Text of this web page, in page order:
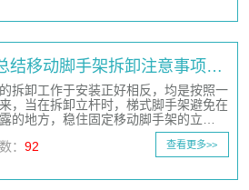
结移动脚手架拆卸注意事项…
拆卸工作于安装正好相反，均是按照一
，当在拆卸立杆时，梯式脚手架避免在
的地方，稳住固定移动脚手架的立…
：92 查看更多>>